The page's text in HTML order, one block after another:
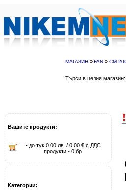
МАГАЗИН » FAN » CM
Търси в целия магазин:
Вашите продукти:
- до тук 0.00 лв. / 0.00 € с ДДС
продукти - 0 бр.
Категории:
!